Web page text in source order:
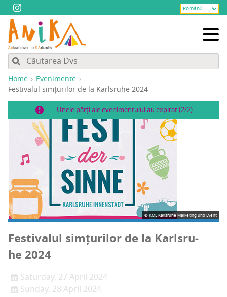
Home
Evenimente
Fes­ti­va­lul sim­țu­ri­lor de la Karl­sru­he 2024
Unele părți ale evenimentului au expirat (2/2)
© KME Karlsruhe Marketing und Event
Fes­ti­va­lul sim­țu­ri­lor de la Karl­sru­
he 2024
Saturday, 27 April 2024
Sunday, 28 April 2024